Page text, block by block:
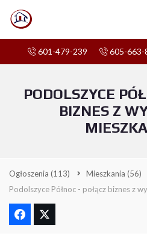
601-479-239 605-663-
PODOLSZYCE
BIZNES Z
Ogłoszenia (113) Mieszkania (56)
Podolszyce Północ - połącz biznes z